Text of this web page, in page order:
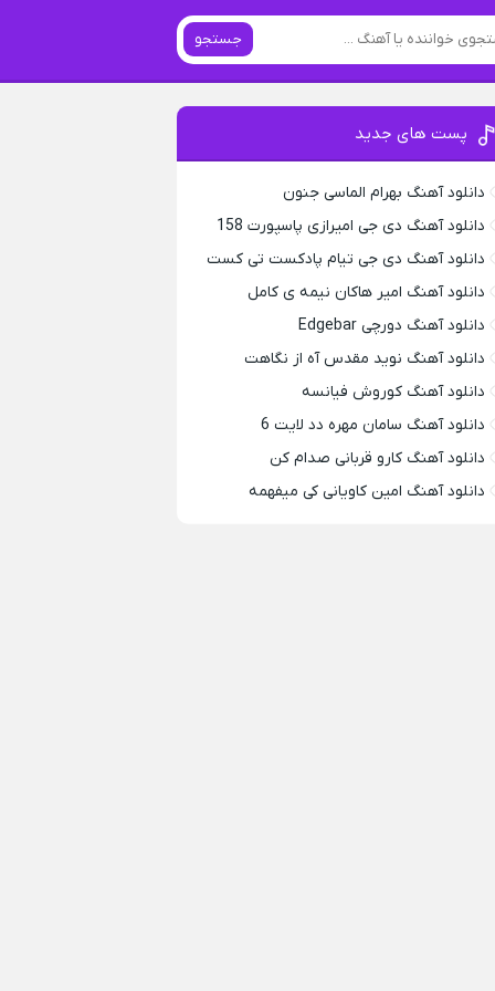
جستجو
پست های جدید
دانلود آهنگ بهرام الماسی جنون
دانلود آهنگ دی جی امیرازی پاسپورت 158
دانلود آهنگ دی جی تیام پادکست تی کست
دانلود آهنگ امیر هاکان نیمه ی کامل
دانلود آهنگ دورچی Edgebar
دانلود آهنگ نوید مقدس آه از نگاهت
دانلود آهنگ کوروش فیانسه
دانلود آهنگ سامان مهره دد لایت 6
دانلود آهنگ کارو قربانی صدام کن
دانلود آهنگ امین کاویانی کی میفهمه